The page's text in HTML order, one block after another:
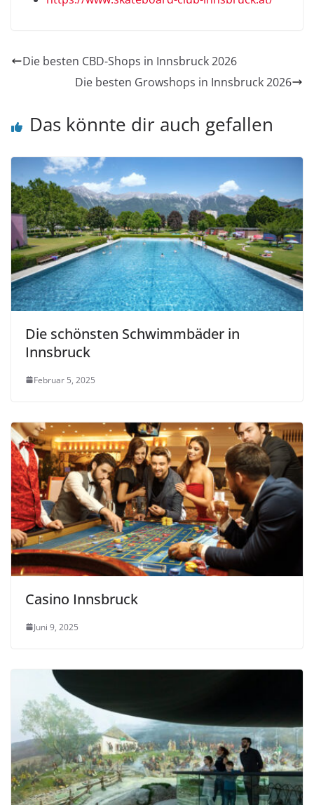
Die besten CBD-Shops in Innsbruck 2026
Die besten Growshops in Innsbruck 2026
Das könnte dir auch gefallen
Die schönsten Schwimmbäder in
Innsbruck
Februar 5, 2025
Casino Innsbruck
Juni 9, 2025